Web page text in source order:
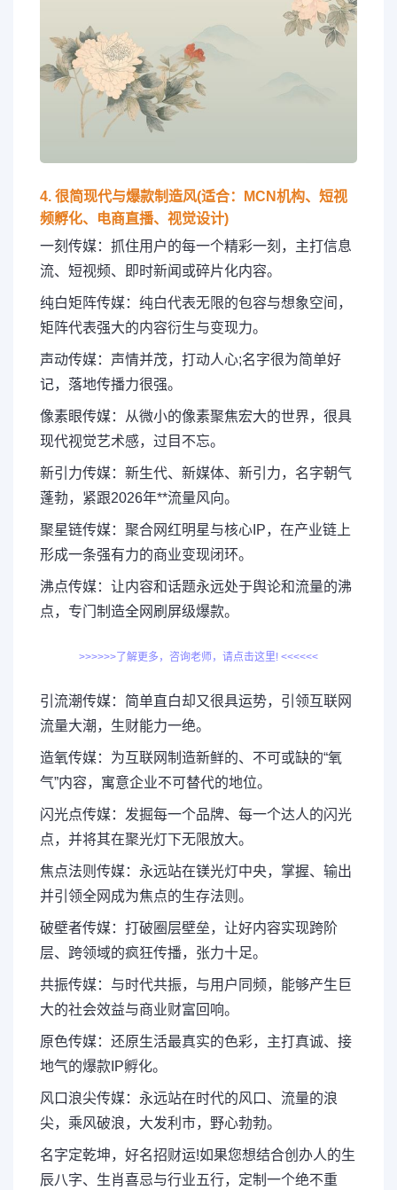
4. 很简现代与爆款制造风(适合：MCN机构、短视
频孵化、电商直播、视觉设计)
一刻传媒：抓住用户的每一个精彩一刻，主打信息
流、短视频、即时新闻或碎片化内容。
纯白矩阵传媒：纯白代表无限的包容与想象空间，
矩阵代表强大的内容衍生与变现力。
声动传媒：声情并茂，打动人心;名字很为简单好
记，落地传播力很强。
像素眼传媒：从微小的像素聚焦宏大的世界，很具
现代视觉艺术感，过目不忘。
新引力传媒：新生代、新媒体、新引力，名字朝气
蓬勃，紧跟2026年**流量风向。
聚星链传媒：聚合网红明星与核心IP，在产业链上
形成一条强有力的商业变现闭环。
沸点传媒：让内容和话题永远处于舆论和流量的沸
点，专门制造全网刷屏级爆款。
>>>>>>了解更多，咨询老师，请点击这里! <<<<<<
引流潮传媒：简单直白却又很具运势，引领互联网
流量大潮，生财能力一绝。
造氧传媒：为互联网制造新鲜的、不可或缺的“氧
气”内容，寓意企业不可替代的地位。
闪光点传媒：发掘每一个品牌、每一个达人的闪光
点，并将其在聚光灯下无限放大。
焦点法则传媒：永远站在镁光灯中央，掌握、输出
并引领全网成为焦点的生存法则。
破壁者传媒：打破圈层壁垒，让好内容实现跨阶
层、跨领域的疯狂传播，张力十足。
共振传媒：与时代共振，与用户同频，能够产生巨
大的社会效益与商业财富回响。
原色传媒：还原生活最真实的色彩，主打真诚、接
地气的爆款IP孵化。
风口浪尖传媒：永远站在时代的风口、流量的浪
尖，乘风破浪，大发利市，野心勃勃。
名字定乾坤，好名招财运!如果您想结合创办人的生
辰八字、生肖喜忌与行业五行，定制一个绝不重